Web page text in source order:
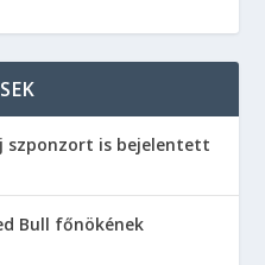
szponzort is bejelentett
Bull főnökének